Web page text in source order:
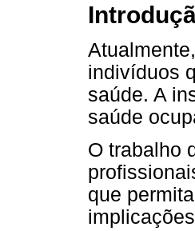
indivíduos
saúde. A
saúde
O trabalho
que